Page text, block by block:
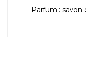
- Parfum : savon